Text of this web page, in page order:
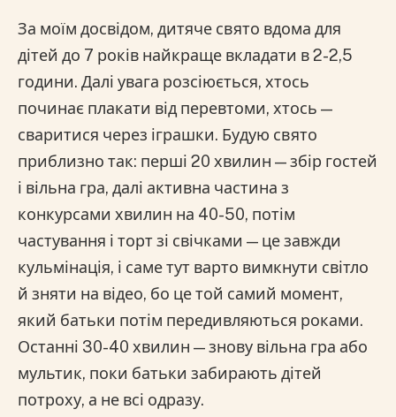
За моїм досвідом, дитяче свято вдома для
дітей до 7 років найкраще вкладати в 2-2,5
години. Далі увага розсіюється, хтось
починає плакати від перевтоми, хтось —
сваритися через іграшки. Будую свято
приблизно так: перші 20 хвилин — збір гостей
і вільна гра, далі активна частина з
конкурсами хвилин на 40-50, потім
частування і торт зі свічками — це завжди
кульмінація, і саме тут варто вимкнути світло
й зняти на відео, бо це той самий момент,
який батьки потім передивляються роками.
Останні 30-40 хвилин — знову вільна гра або
мультик, поки батьки забирають дітей
потроху, а не всі одразу.